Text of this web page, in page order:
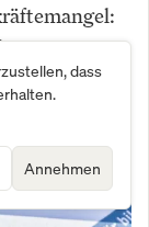
dass
Annehmen